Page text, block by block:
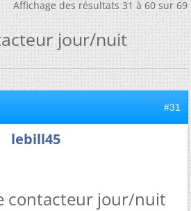
Affichage des résultats 31 à 60 sur 69
jour/nuit
#31
lebill45
contacteur jour/nuit